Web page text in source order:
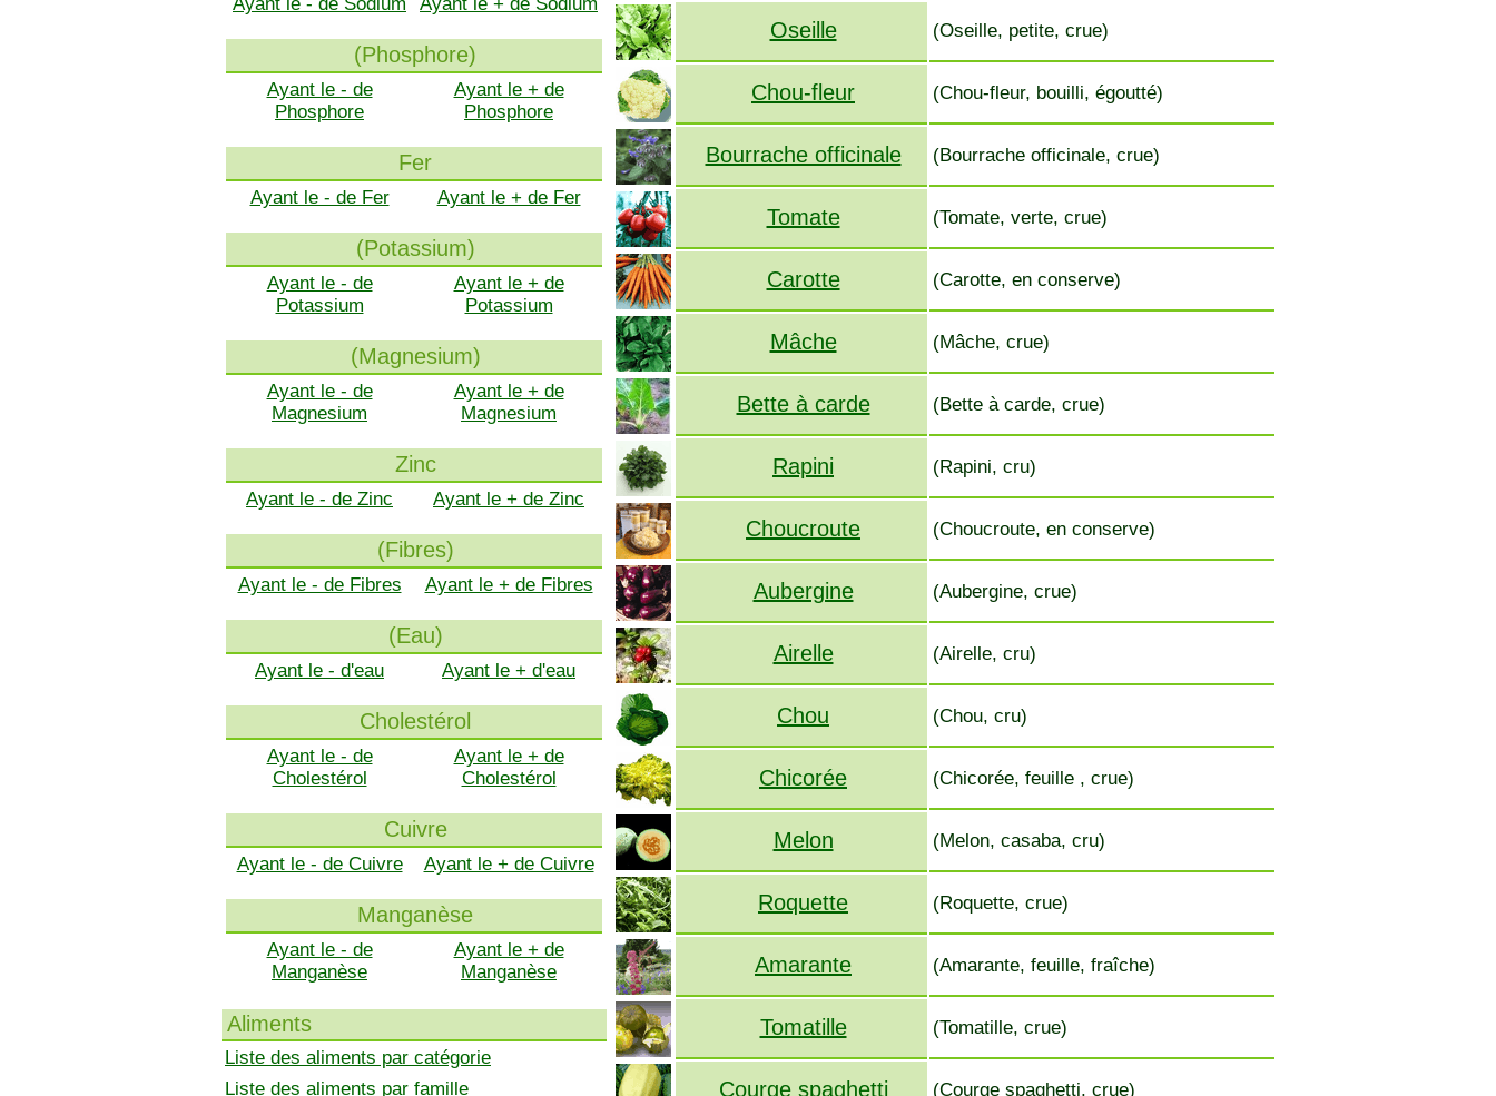
(Phosphore)
Ayant le - de
Phosphore
Ayant le + de
Phosphore
Fer
Ayant le - de Fer Ayant le + de Fer
(Potassium)
Ayant le - de
Potassium
Ayant le + de
Potassium
(Magnesium)
Ayant le - de
Magnesium
Ayant le + de
Magnesium
Zinc
Ayant le - de Zinc Ayant le + de Zinc
(Fibres)
Ayant le - de Fibres Ayant le + de Fibres
(Eau)
Ayant le - d'eau Ayant le + d'eau
Cholestérol
Ayant le - de
Cholestérol
Ayant le + de
Cholestérol
Cuivre
Ayant le - de Cuivre Ayant le + de Cuivre
Manganèse
Ayant le - de
Manganèse
Ayant le + de
Manganèse
Aliments
Liste des aliments par catégorie
Liste des aliments par famille
Oseille (Oseille, petite, crue)
Chou-fleur (Chou-fleur, bouilli, égoutté)
Bourrache officinale (Bourrache officinale, crue)
Tomate (Tomate, verte, crue)
Carotte (Carotte, en conserve)
Mâche (Mâche, crue)
Bette à carde (Bette à carde, crue)
Rapini (Rapini, cru)
Choucroute (Choucroute, en conserve)
Aubergine (Aubergine, crue)
Airelle (Airelle, cru)
Chou (Chou, cru)
Chicorée (Chicorée, feuille , crue)
Melon (Melon, casaba, cru)
Roquette (Roquette, crue)
Amarante (Amarante, feuille, fraîche)
Tomatille (Tomatille, crue)
Courge spaghetti (Courge spaghetti, crue)